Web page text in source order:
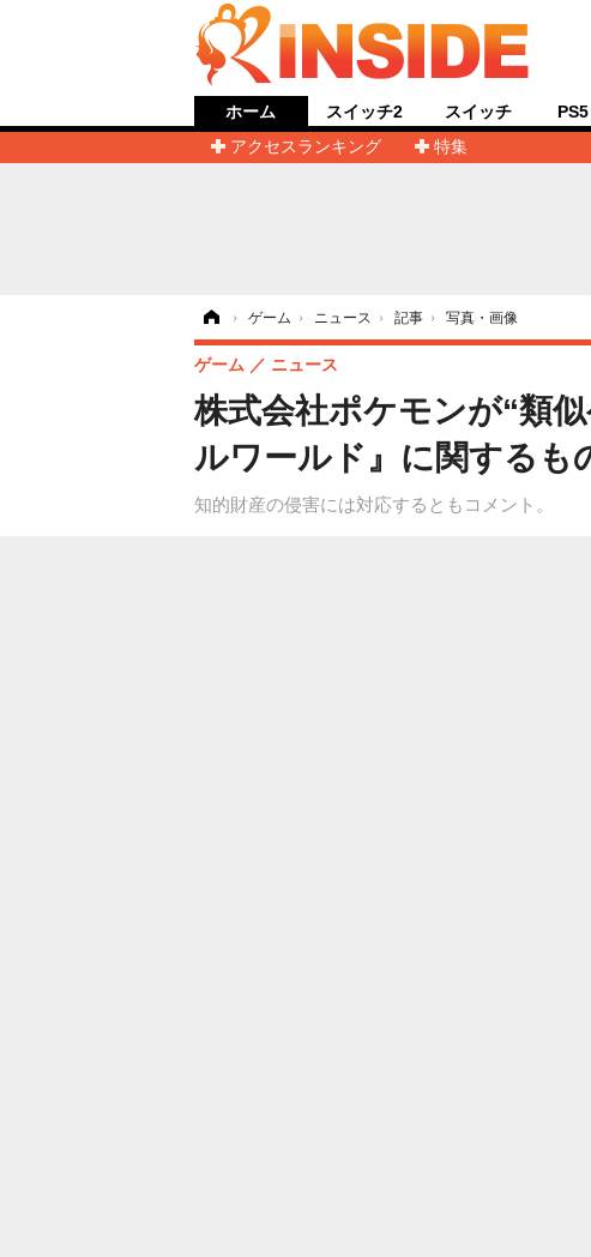
ホーム
アクセスランキング
特集
スイッチ2 スイッチ PS5
› ゲーム › ニュース › 記事 › 写真・画像
株式会社ポケモンが“類
ルワールド』に関するも
知的財産の侵害には対応するともコメント。
ゲーム ニュース